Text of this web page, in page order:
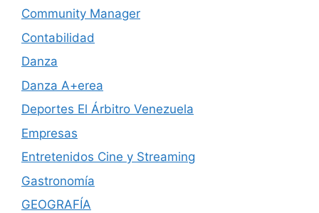
Community Manager
Contabilidad
Danza
Danza A+erea
Deportes El Árbitro Venezuela
Empresas
Entretenidos Cine y Streaming
Gastronomía
GEOGRAFÍA